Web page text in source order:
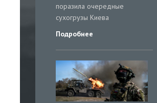
поразила очередные
сухогрузы Киева
Подробнее